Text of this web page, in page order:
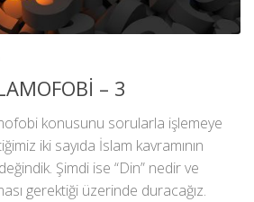
– 3
konusunu sorularla işlemeye
iki sayıda İslam kavramının
Şimdi ise “Din” nedir ve
gerektiği üzerinde duracağız.